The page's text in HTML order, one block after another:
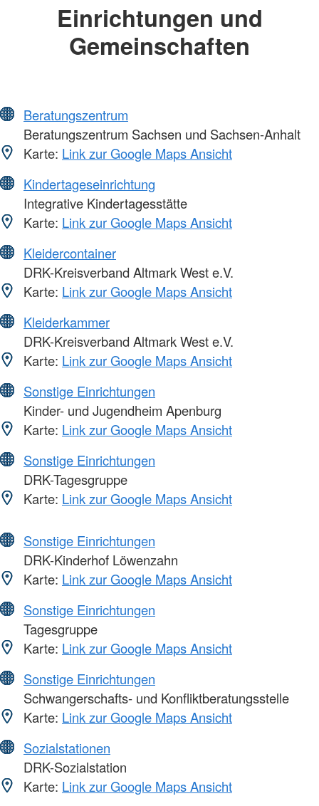
Einrichtungen und
Gemeinschaften
Beratungszentrum
Beratungszentrum Sachsen und Sachsen-Anhalt
Karte: Link zur Google Maps Ansicht
Kindertageseinrichtung
Integrative Kindertagesstätte
Karte: Link zur Google Maps Ansicht
Kleidercontainer
DRK-Kreisverband Altmark West e.V.
Karte: Link zur Google Maps Ansicht
Kleiderkammer
DRK-Kreisverband Altmark West e.V.
Karte: Link zur Google Maps Ansicht
Sonstige Einrichtungen
Kinder- und Jugendheim Apenburg
Karte: Link zur Google Maps Ansicht
Sonstige Einrichtungen
DRK-Tagesgruppe
Karte: Link zur Google Maps Ansicht
Sonstige Einrichtungen
DRK-Kinderhof Löwenzahn
Karte: Link zur Google Maps Ansicht
Sonstige Einrichtungen
Tagesgruppe
Karte: Link zur Google Maps Ansicht
Sonstige Einrichtungen
Schwangerschafts- und Konfliktberatungsstelle
Karte: Link zur Google Maps Ansicht
Sozialstationen
DRK-Sozialstation
Karte: Link zur Google Maps Ansicht